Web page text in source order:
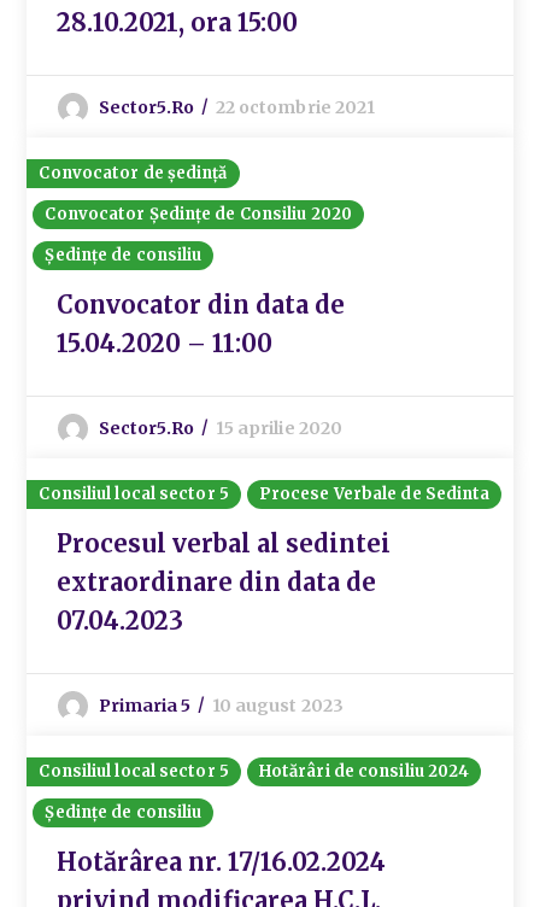
28.10.2021, ora 15:00
Sector5.ro 22 octombrie 2021
Convocator de ședință
Convocator Ședințe de Consiliu 2020
Ședințe de consiliu
Convocator din data de
15.04.2020 – 11:00
Sector5.ro 15 aprilie 2020
Consiliul local sector 5 Procese Verbale de Sedinta
Procesul verbal al sedintei
extraordinare din data de
07.04.2023
Primaria 5 10 august 2023
Consiliul local sector 5
Hotărâri de consiliu 2024
Ședințe de consiliu
Hotărârea nr. 17/16.02.2024
privind modificarea H.C.L.